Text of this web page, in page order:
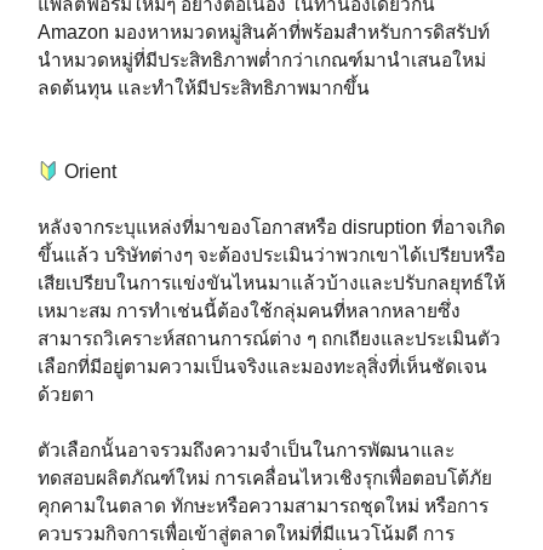
แพลตฟอร์มใหม่ๆ อย่างต่อเนื่อง ในทำนองเดียวกัน
Amazon มองหาหมวดหมู่สินค้าที่พร้อมสำหรับการดิสรัปท์
นำหมวดหมู่ที่มีประสิทธิภาพต่ำกว่าเกณฑ์มานำเสนอใหม่
ลดต้นทุน และทำให้มีประสิทธิภาพมากขึ้น ⁣
Orient ⁣
หลังจากระบุแหล่งที่มาของโอกาสหรือ disruption ที่อาจเกิด
ขึ้นแล้ว บริษัทต่างๆ จะต้องประเมินว่าพวกเขาได้เปรียบหรือ
เสียเปรียบในการแข่งขันไหนมาแล้วบ้างและปรับกลยุทธ์ให้
เหมาะสม การทำเช่นนี้ต้องใช้กลุ่มคนที่หลากหลายซึ่ง
สามารถวิเคราะห์สถานการณ์ต่าง ๆ ถกเถียงและประเมินตัว
เลือกที่มีอยู่ตามความเป็นจริงและมองทะลุสิ่งที่เห็นชัดเจน
ด้วยตา⁣
ตัวเลือกนั้นอาจรวมถึงความจำเป็นในการพัฒนาและ
ทดสอบผลิตภัณฑ์ใหม่ การเคลื่อนไหวเชิงรุกเพื่อตอบโต้ภัย
คุกคามในตลาด ทักษะหรือความสามารถชุดใหม่ หรือการ
ควบรวมกิจการเพื่อเข้าสู่ตลาดใหม่ที่มีแนวโน้มดี การ